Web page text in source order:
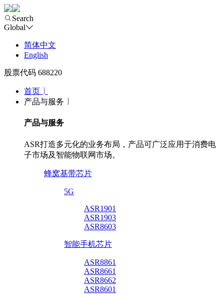
Search
Global
简体中文
English
股票代码 688220
首页
产品与服务
产品与服务
ASR打造多元化的业务布局，产品可广泛应用于消费电
子市场及智能物联网市场。
蜂窝基带芯片
5G
ASR1901
ASR1903
ASR8603
智能手机芯片
ASR8861
ASR8661
ASR8662
ASR8601